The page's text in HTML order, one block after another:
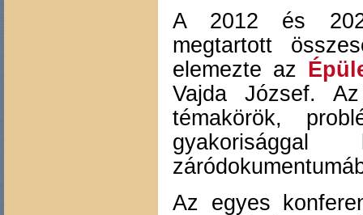
A 2012 és
megtartott
elemezte az
Vajda József.
témakörök,
Az egyes